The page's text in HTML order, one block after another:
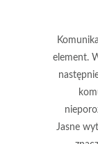
element.
Jasne